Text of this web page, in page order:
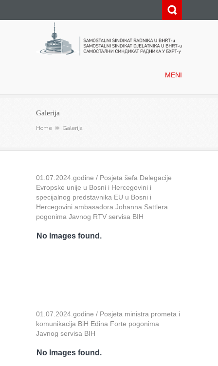
MENI
Galerija
Home Galerija
01.07.2024.godine / Posjeta šefa Delegacije
Evropske unije u Bosni i Hercegovini i
specijalnog predstavnika EU u Bosni i
Hercegovini ambasadora Johanna Sattlera
pogonima Javnog RTV servisa BIH
No Images found.
01.07.2024.godine / Posjeta ministra prometa i
komunikacija BiH Edina Forte pogonima
Javnog servisa BIH
No Images found.